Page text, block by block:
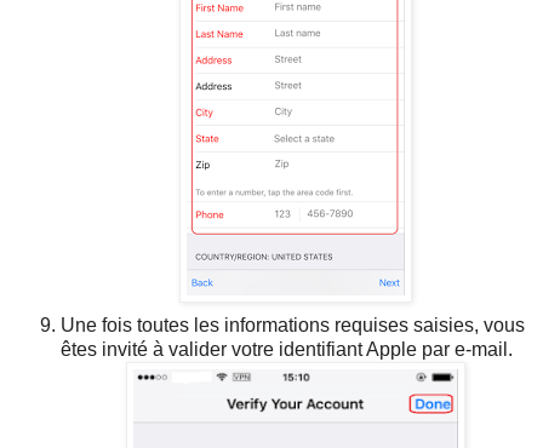
Une fois toutes les informations requises saisies, vous
êtes invité à valider votre identifiant Apple par e-mail.